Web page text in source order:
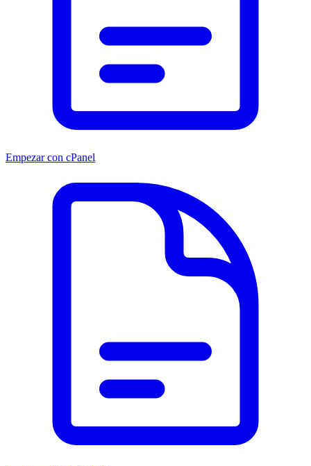
Empezar con cPanel